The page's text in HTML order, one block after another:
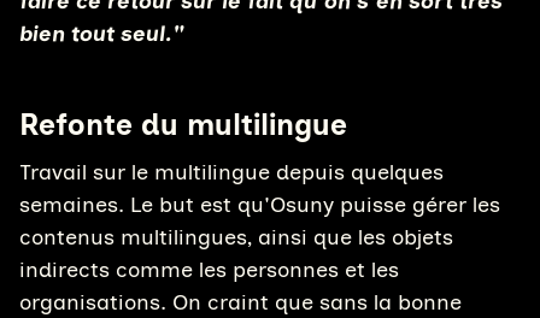
bien tout seul."
Refonte du multilingue
Travail sur le multilingue depuis quelques
semaines. Le but est qu'Osuny puisse gérer les
contenus multilingues, ainsi que les objets
indirects comme les personnes et les
organisations. On craint que sans la bonne